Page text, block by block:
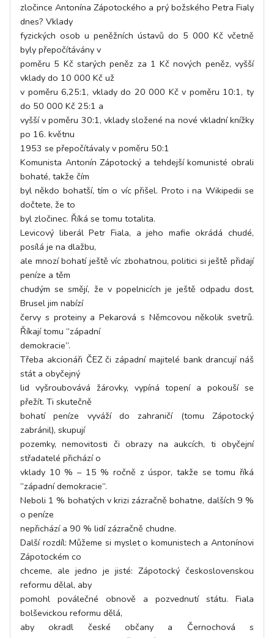
zločince Antonína Zápotockého a prý božského Petra Fialy
dnes? Vklady
fyzických osob u peněžních ústavů do 5 000 Kč včetně
byly přepočítávány v
poměru 5 Kč starých peněz za 1 Kč nových peněz, vyšší
vklady do 10 000 Kč už
v poměru 6,25:1, vklady do 20 000 Kč v poměru 10:1, ty
do 50 000 Kč 25:1 a
vyšší v poměru 30:1, vklady složené na nové vkladní knížky
po 16. květnu
1953 se přepočítávaly v poměru 50:1
Komunista Antonín Zápotocký a tehdejší komunisté obrali
bohaté, takže čím
byl někdo bohatší, tím o víc přišel. Proto i na Wikipedii se
dočtete, že to
byl zločinec. Říká se tomu totalita.
Levicový liberál Petr Fiala, a jeho mafie okrádá chudé,
posílá je na dlažbu,
ale mnozí bohatí ještě víc zbohatnou, politici si ještě přidají
peníze a těm
chudým se smějí, že v popelnicích je ještě odpadu dost,
Brusel jim nabízí
červy s proteiny a Pekarová s Němcovou několik svetrů.
Říkají tomu “západní
demokracie”.
Třeba akcionáři ČEZ či západní majitelé bank drancují náš
stát a obyčejný
lid vyšroubovává žárovky, vypíná topení a pokouší se
přežít. Ti skutečně
bohatí peníze vyváží do zahraničí (tomu Zápotocký
zabránil), skupují
pozemky, nemovitosti či obrazy na aukcích, ti obyčejní
střadatelé přichází o
vklady 10 % – 15 % ročně z úspor, takže se tomu říká
“západní demokracie”.
Neboli 1 % bohatých v krizi zázračně bohatne, dalších 9 %
o peníze
nepřichází a 90 % lidí zázračně chudne.
Další rozdíl: Můžeme si myslet o komunistech a Antonínovi
Zápotockém co
chceme, ale jedno je jisté: Zápotocký československou
reformu dělal, aby
pomohl poválečné obnově a pozvednutí státu. Fiala
bolševickou reformu dělá,
aby okradl české občany a Černochová s